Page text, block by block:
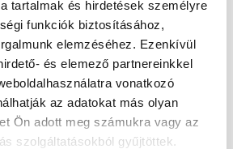
tartalmak és hirdetések személyre
funkciók biztosításához,
elemzéséhez. Ezenkívül
és elemező partnereinkkel
vonatkozó
az adatokat más olyan
Ön adott meg számukra vagy az
szolgáltatásokból gyűjtöttek.
akik szeretik a spirituális
dekoratív ásvány
elhelyezhető
közelében, polcon vagy
ahol nyugodtabb, tisztább és
hangulatot szeretnél